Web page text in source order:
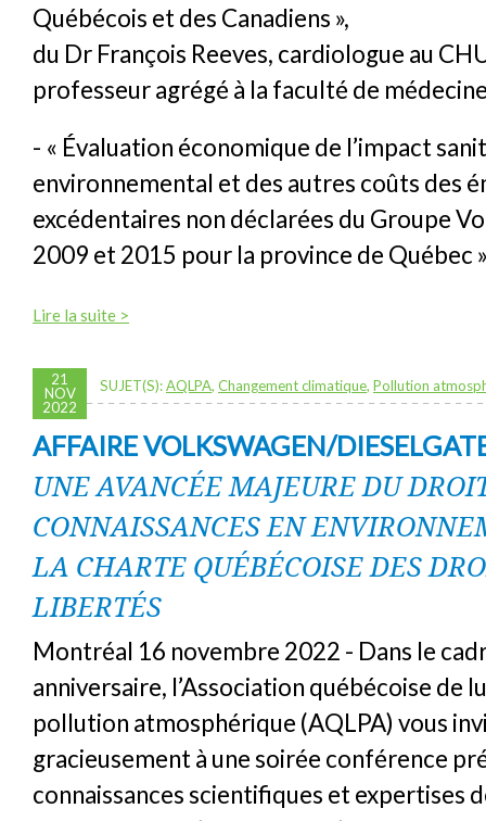
Québécois et des Canadiens »,
du Dr François Reeves, cardiologue au
professeur agrégé à la faculté de
- « Évaluation économique de l’impact
environnemental et des autres coûts des
excédentaires non déclarées du Groupe
2009 et 2015 pour la province de Québec
Lire la suite >
21
NOV
2022
SUJET(S):AQLPA, Changement climatique, Pollution
AFFAIRE VOLKSWAGEN/
UNE AVANCÉE MAJEURE DU
CONNAISSANCES EN
LA CHARTE QUÉBÉCOISE DES
LIBERTÉS
Montréal 16 novembre 2022 - Dans le
anniversaire, l’Association québécoise de
pollution atmosphérique (AQLPA) vous
gracieusement à une soirée conférence
connaissances scientifiques et expertises